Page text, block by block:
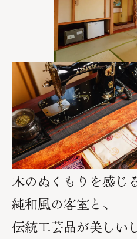
木のぬくもりを感じ
純和風の客室と、
伝統工芸品が美しい